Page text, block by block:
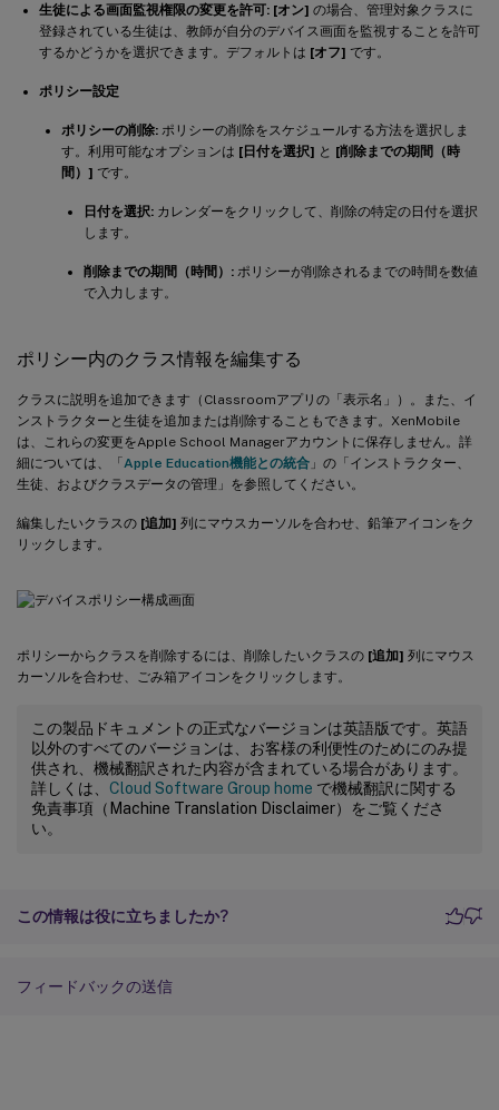
生徒による画面監視権限の変更を許可: [オン] の場合、管理対象クラスに
登録されている生徒は、教師が自分のデバイス画面を監視することを許可
するかどうかを選択できます。デフォルトは [オフ] です。
ポリシー設定
ポリシーの削除: ポリシーの削除をスケジュールする方法を選択しま
す。利用可能なオプションは [日付を選択] と [削除までの期間（時
間）] です。
日付を選択: カレンダーをクリックして、削除の特定の日付を選択
します。
削除までの期間（時間）: ポリシーが削除されるまでの時間を数値
で入力します。
ポリシー内のクラス情報を編集する
クラスに説明を追加できます（Classroomアプリの「表示名」）。また、イ
ンストラクターと生徒を追加または削除することもできます。XenMobile
は、これらの変更をApple School Managerアカウントに保存しません。詳
細については、「Apple Education機能との統合 」の「インストラクター、
生徒、およびクラスデータの管理」を参照してください。
編集したいクラスの [追加] 列にマウスカーソルを合わせ、鉛筆アイコンをク
リックします。
ポリシーからクラスを削除するには、削除したいクラスの [追加] 列にマウス
カーソルを合わせ、ごみ箱アイコンをクリックします。
この製品ドキュメントの正式なバージョンは英語版です。英語
以外のすべてのバージョンは、お客様の利便性のためにのみ提
供され、機械翻訳された内容が含まれている場合があります。
詳しくは、 Cloud Software Group home で機械翻訳に関する
免責事項（Machine Translation Disclaimer）をご覧くださ
い。
この情報は役に立ちましたか?
フィードバックの送信